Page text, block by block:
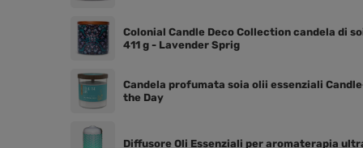
Colonial Candle Deco Collection candela di
411 g - Lavender Sprig
Candela profumata soia olii essenziali
the Day
Diffusore Oli Essenziali per aromaterapia